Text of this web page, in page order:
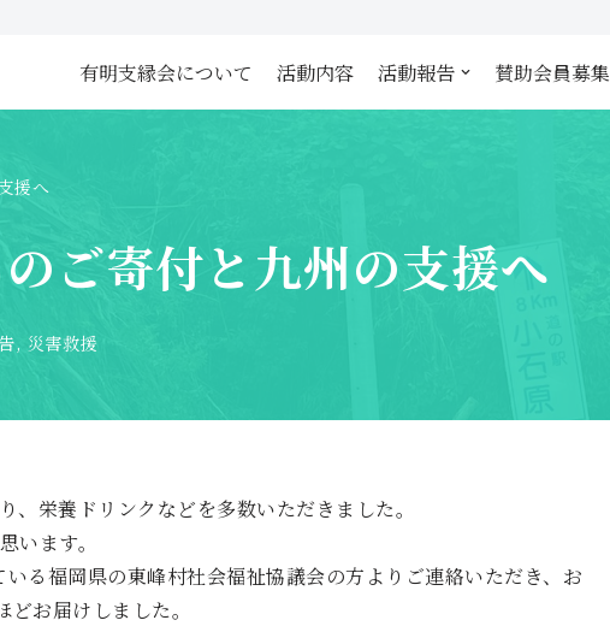
有明支縁会について 活動内容 活動報告 賛助会員募集
援へ
ご寄付と九州の支援へ
, 災害救援
栄養ドリンクなどを多数いただきました。
います。
る福岡県の東峰村社会福祉協議会の方よりご連絡いただき、お
お届けしました。